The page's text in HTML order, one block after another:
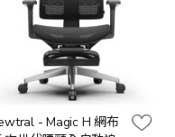
- Magic H 網布